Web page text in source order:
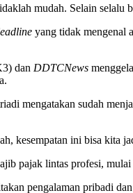
mudah. Selain selalu
yang tidak mengenal
dan DDTCNews
mengatakan sudah
kesempatan ini bisa kita
pajak lintas profesi,
pengalaman pribadi